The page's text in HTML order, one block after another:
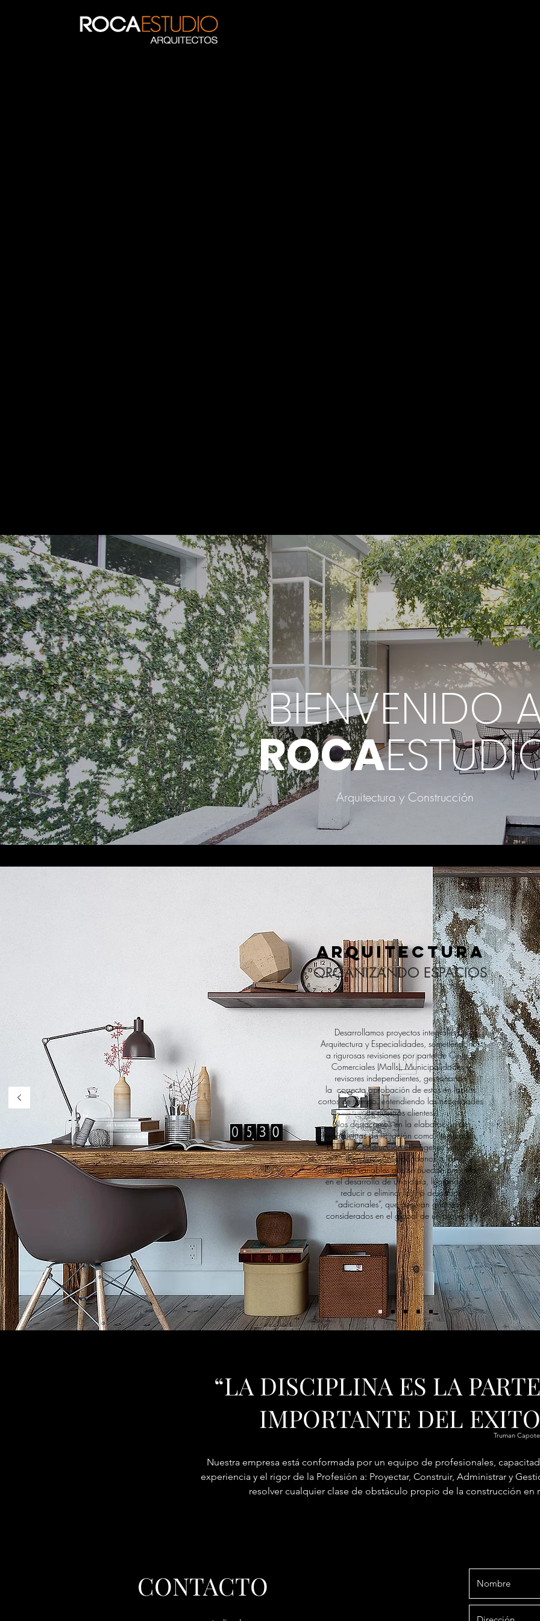
BIENVENIDO
ROCA
Arquitectura y Construcción
ARQUITECTURA
ORGANIZANDO ESPACIOS
Desarrollamos proyectos integrales de
Arquitectura y Especialidades, sometiéndonos
a rigurosas revisiones por parte de Centros
Comerciales (Malls), Municipalidades y
revisores independientes, gestionando
la correcta aprobación de estos en lapsos
cortos de tiempo, entendiendo las necesidades
de nuestros clientes.
Nos destacamos en la elaboración de
herramientas de licitación como: Itemizados,
EETT de Construcción e Imágenes virtuales
(Renders). Anticipándonos a las
diferentes variables que se puedan presentar
en el desarrollo de una obra, logrando así
reducir o eliminar los no deseados
“adicionales”, que generan gastos no
considerados en el global de un proyecto.
“LA DISCIPLINA ES LA
IMPORTANTE DEL
Truman Capote
Nuestra empresa está conformada por un equipo de profesionales,
experiencia y el rigor de la Profesión a: Proyectar, Construir, Administrar y
resolver cualquier clase de obstáculo propio de la construcción en
CONTACTO